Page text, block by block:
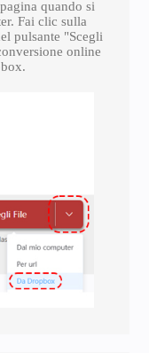
quando si
Fai clic sulla
pulsante "Scegli
online